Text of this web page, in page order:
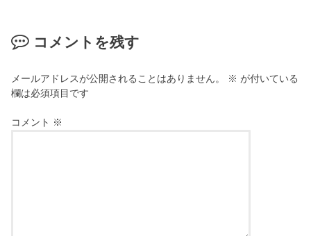
コメントを残す
メールアドレスが公開されることはありません。 ※ が付いている
欄は必須項目です
コメント ※